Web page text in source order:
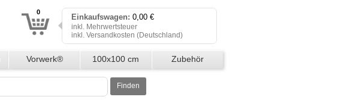
Einkaufswagen: 0,00 €
inkl. Mehrwertsteuer
inkl. Versandkosten (Deutschland)
Einkaufswagen anzeigen
Zur Kasse
Klicken Sie auf "Kaufen", um Ihre
0
Vorwerk®
100x100 cm
Teppichfliesen
Zubehör
Finden